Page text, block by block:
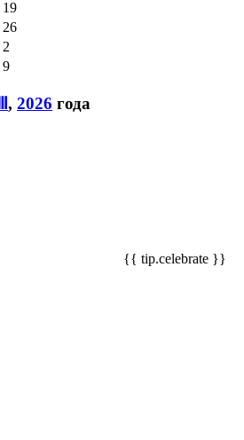
19
26
2
9
, 2026 года
{{ tip.celebrate }}